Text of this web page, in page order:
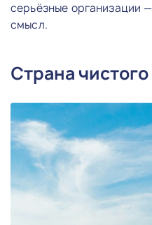
серьёзные
смысл.
Страна